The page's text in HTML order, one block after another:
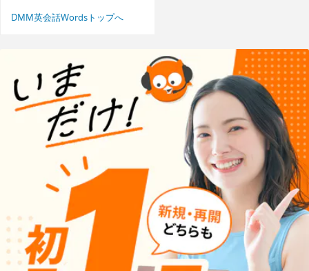
DMM英会話Wordsトップへ